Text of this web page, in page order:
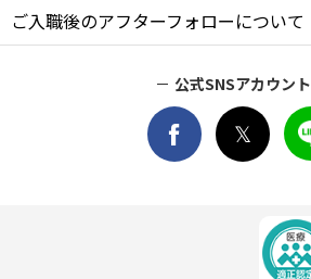
ご入職後のアフターフォローについて
公式SNSアカウント